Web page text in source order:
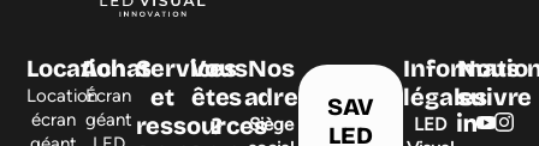
Location
Location
écran
Achat
Écran
géant
Services
et
ressources
Vous
êtes
?
Nos
adresses
Siège
SAV
LED
légales
LED
Nous
suivre